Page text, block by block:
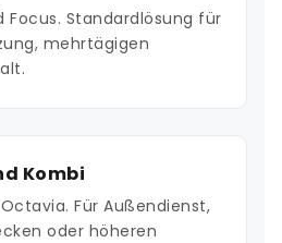
Focus. Standardlösung für
mehrtägigen
Kombi
Für Außendienst,
oder höheren